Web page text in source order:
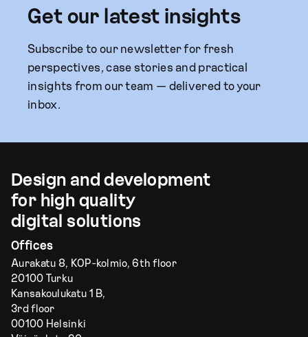
Get our latest insights
Subscribe to our newsletter for fresh
perspectives, case stories and practical
insights from our team — delivered to your
inbox.
Offices
Aurakatu 8, KOP-kolmio, 6th floor
20100 Turku
Kansakoulukatu 1 B,
3rd floor
00100 Helsinki
Design and development
for high quality
digital solutions